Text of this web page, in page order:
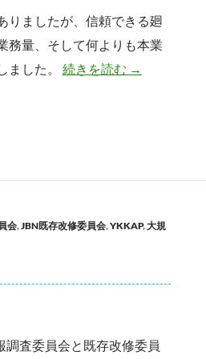
りましたが、信頼できる廻
務量、そして何よりも本業
ました。 続きを読む 宅建業廃業
→
会,JBN既存改修委員会,YKKAP,大規
調査委員会と既存改修委員